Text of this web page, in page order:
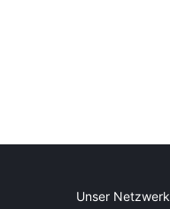
Unser Netzwerk